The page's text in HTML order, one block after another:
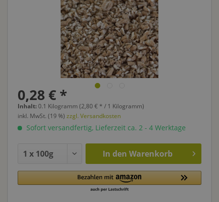
0,28 € *
Inhalt:0.1 Kilogramm (2,80 € * / 1 Kilogramm)
inkl. MwSt. (19 %) zzgl. Versandkosten
Sofort versandfertig, Lieferzeit ca. 2 - 4 Werktage
In den Warenkorb